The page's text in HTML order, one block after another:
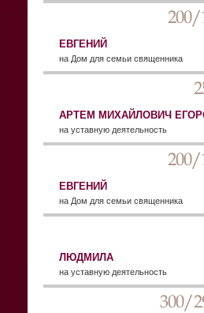
200/
ЕВГЕНИЙ
на Дом для семьи священника
АРТЕМ МИХАЙЛОВИЧ
на уставную деятельность
200/
ЕВГЕНИЙ
на Дом для семьи священника
ЛЮДМИЛА
на уставную деятельность
300/